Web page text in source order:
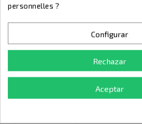
STEP 1 : SELECT AN ITEM TO
Item # Size
20cm
personnelles ?
Configurar
Rechazar
Aceptar